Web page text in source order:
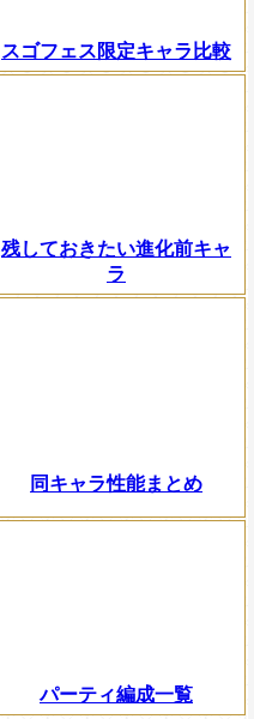
スゴフェス限定キャラ比較
残しておきたい進化前キャ
ラ
同キャラ性能まとめ
パーティ編成一覧